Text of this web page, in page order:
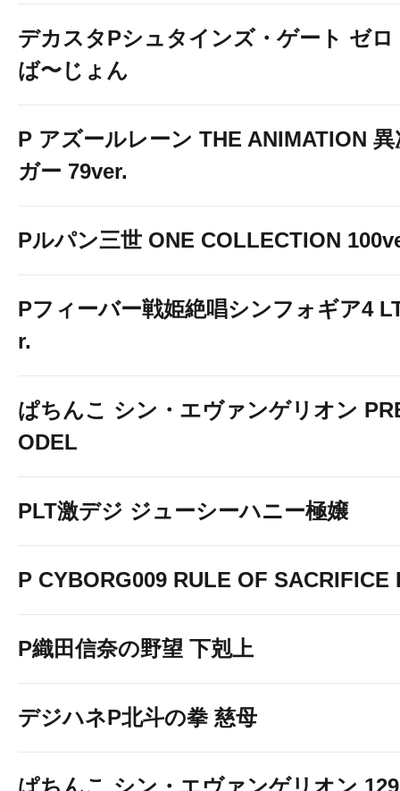
デカスタPシュタインズ・ゲート ゼ
ば〜じょん
P アズールレーン THE ANIMATION
ガー 79ver.
Pルパン三世 ONE COLLECTION
Pフィーバー戦姫絶唱シンフォギア4
r.
ぱちんこ シン・エヴァンゲリオン
ODEL
PLT激デジ ジューシーハニー極嬢
P CYBORG009 RULE OF SACRIFICE
P織田信奈の野望 下剋上
デジハネP北斗の拳 慈母
ぱちんこ シン・エヴァンゲリオン